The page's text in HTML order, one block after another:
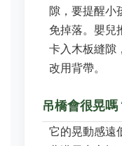
隙，要提醒小
免掉落。嬰兒
卡入木板縫隙
改用背帶。
吊橋會很晃嗎
它的晃動感遠